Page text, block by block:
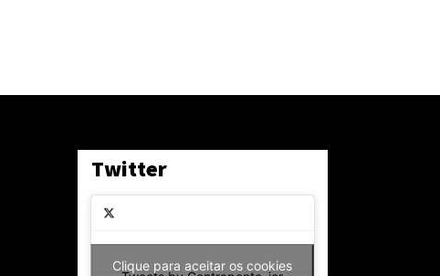
Twitter
Clique para aceitar os cookies